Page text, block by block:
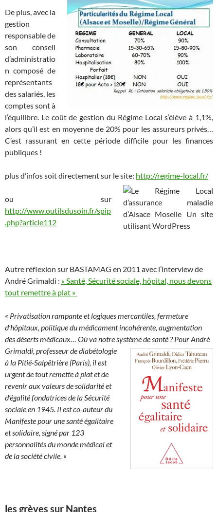
De plus, avec la
gestion
responsable de
son conseil
d’administratio
n composé de
représentants
des salariés, les
comptes sont à
l’équilibre. Le coût de gestion du Régime Local s’élève à 1,1%,
alors qu’il est en moyenne de 20% pour les assureurs privés…
C’est rassurant en cette période difficile pour les finances
publiques !
plus d’infos soit directement sur le site: http://regime-local.fr/
ou sur
http://www.outilsdusoin.fr/spip
.php?article112
Autre réflexion sur BASTAMAG en 2011 avec l’interview de
André Grimaldi : « Santé, Sécurité sociale, hôpital, nous devons
tout remettre à plat »
« Privatisation rampante et logiques mercantiles, fermeture
d’hôpitaux, politique du médicament incohérente, augmentation
des déserts médicaux… Où va notre système de santé ? Pour André
Grimaldi, professeur de diabétologie
à la Pitié-Salpêtrière (Paris), il est
urgent de tout remette à plat et de
revenir aux valeurs de solidarité et
d’égalité fondatrices de la Sécurité
sociale en 1945. Il est co-auteur du
Manifeste pour une santé égalitaire
et solidaire, signé par 123
personnalités du monde médical et
de la société civile. »
les grèves sur Nantes